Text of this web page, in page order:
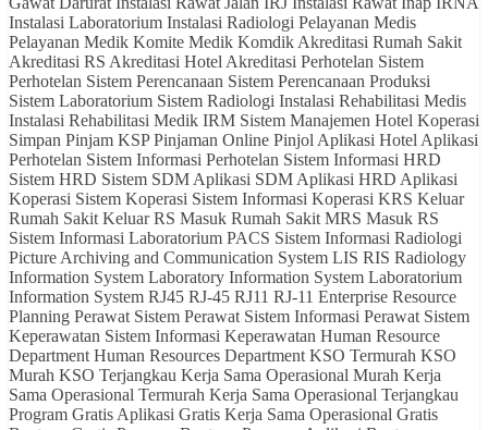
Instalasi Laboratorium Instalasi Radiologi Pelayanan Medis
Pelayanan Medik Komite Medik Komdik Akreditasi Rumah Sakit
Akreditasi RS Akreditasi Hotel Akreditasi Perhotelan Sistem
Perhotelan Sistem Perencanaan Sistem Perencanaan Produksi
Sistem Laboratorium Sistem Radiologi Instalasi Rehabilitasi Medis
Instalasi Rehabilitasi Medik IRM Sistem Manajemen Hotel Koperasi
Simpan Pinjam KSP Pinjaman Online Pinjol Aplikasi Hotel Aplikasi
Perhotelan Sistem Informasi Perhotelan Sistem Informasi HRD
Sistem HRD Sistem SDM Aplikasi SDM Aplikasi HRD Aplikasi
Koperasi Sistem Koperasi Sistem Informasi Koperasi KRS Keluar
Rumah Sakit Keluar RS Masuk Rumah Sakit MRS Masuk RS
Sistem Informasi Laboratorium PACS Sistem Informasi Radiologi
Picture Archiving and Communication System LIS RIS Radiology
Information System Laboratory Information System Laboratorium
Information System RJ45 RJ-45 RJ11 RJ-11 Enterprise Resource
Planning Perawat Sistem Perawat Sistem Informasi Perawat Sistem
Keperawatan Sistem Informasi Keperawatan Human Resource
Department Human Resources Department KSO Termurah KSO
Murah KSO Terjangkau Kerja Sama Operasional Murah Kerja
Sama Operasional Termurah Kerja Sama Operasional Terjangkau
Program Gratis Aplikasi Gratis Kerja Sama Operasional Gratis